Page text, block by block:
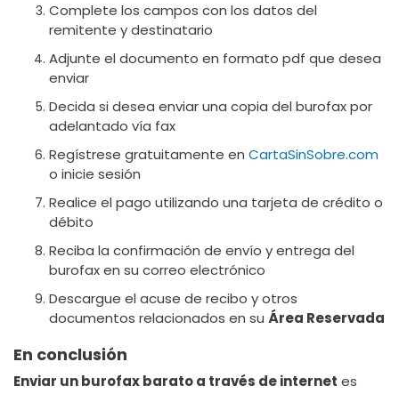
Complete los campos con los datos del
remitente y destinatario
Adjunte el documento en formato pdf que desea
enviar
Decida si desea enviar una copia del burofax por
adelantado vía fax
Regístrese gratuitamente en CartaSinSobre.com
o inicie sesión
Realice el pago utilizando una tarjeta de crédito o
débito
Reciba la confirmación de envío y entrega del
burofax en su correo electrónico
Descargue el acuse de recibo y otros
documentos relacionados en su Área Reservada
En conclusión
Enviar un burofax barato a través de internet es